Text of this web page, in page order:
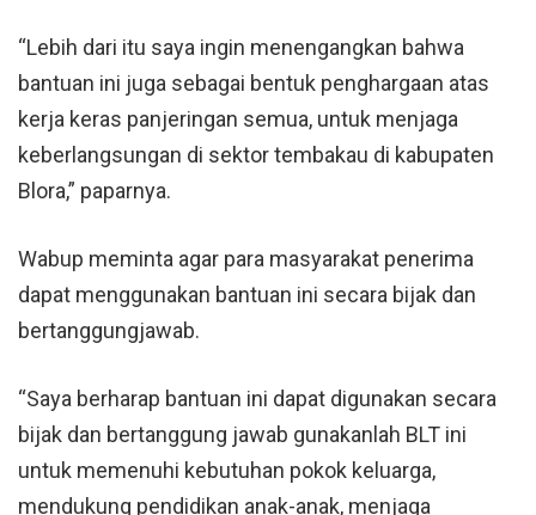
“Lebih dari itu saya ingin menengangkan bahwa
bantuan ini juga sebagai bentuk penghargaan atas
kerja keras panjeringan semua, untuk menjaga
keberlangsungan di sektor tembakau di kabupaten
Blora,” paparnya.
Wabup meminta agar para masyarakat penerima
dapat menggunakan bantuan ini secara bijak dan
bertanggungjawab.
“Saya berharap bantuan ini dapat digunakan secara
bijak dan bertanggung jawab gunakanlah BLT ini
untuk memenuhi kebutuhan pokok keluarga,
mendukung pendidikan anak-anak, menjaga